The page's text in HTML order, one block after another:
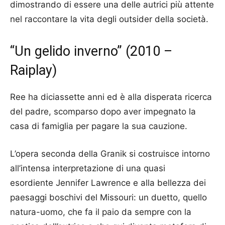
dimostrando di essere una delle autrici più attente
nel raccontare la vita degli outsider della società.
“Un gelido inverno” (2010 –
Raiplay)
Ree ha diciassette anni ed è alla disperata ricerca
del padre, scomparso dopo aver impegnato la
casa di famiglia per pagare la sua cauzione.
L’opera seconda della Granik si costruisce intorno
all’intensa interpretazione di una quasi
esordiente Jennifer Lawrence e alla bellezza dei
paesaggi boschivi del Missouri: un duetto, quello
natura-uomo, che fa il paio da sempre con la